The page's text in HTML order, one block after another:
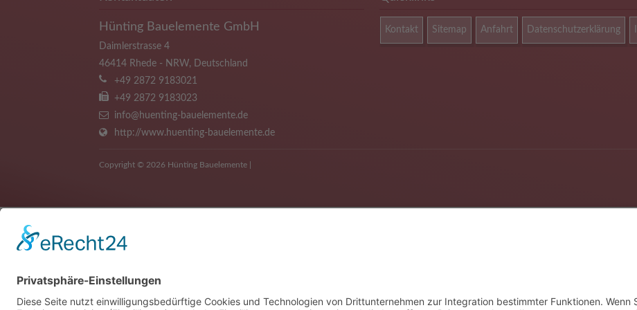
Hünting Bauelemente GmbH
Daimlerstrasse 4
46414 Rhede- NRW, Deutschland
+49 2872 9183021
+49 2872 9183023
info@huenting-bauelemente.de
http://www.huenting-bauelemente.de
Kontakt Sitemap Anfahrt Datenschutzerklärung
Copyright © 2026 Hünting Bauelemente |